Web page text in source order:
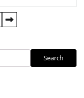
Search